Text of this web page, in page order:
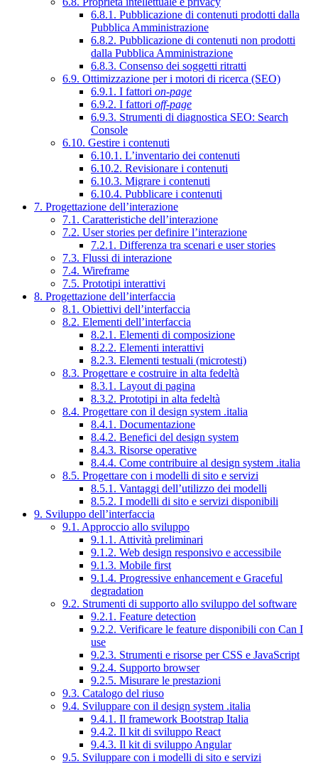
6.8.1. Pubblicazione di contenuti prodotti dalla
Pubblica Amministrazione
6.8.2. Pubblicazione di contenuti non prodotti
dalla Pubblica Amministrazione
6.8.3. Consenso dei soggetti ritratti
6.9. Ottimizzazione per i motori di ricerca (SEO)
6.9.1. I fattori on-page
6.9.2. I fattori off-page
6.9.3. Strumenti di diagnostica SEO: Search
Console
6.10. Gestire i contenuti
6.10.1. L’inventario dei contenuti
6.10.2. Revisionare i contenuti
6.10.3. Migrare i contenuti
6.10.4. Pubblicare i contenuti
7. Progettazione dell’interazione
7.1. Caratteristiche dell’interazione
7.2. User stories per definire l’interazione
7.2.1. Differenza tra scenari e user stories
7.3. Flussi di interazione
7.4. Wireframe
7.5. Prototipi interattivi
8. Progettazione dell’interfaccia
8.1. Obiettivi dell’interfaccia
8.2. Elementi dell’interfaccia
8.2.1. Elementi di composizione
8.2.2. Elementi interattivi
8.2.3. Elementi testuali (microtesti)
8.3. Progettare e costruire in alta fedeltà
8.3.1. Layout di pagina
8.3.2. Prototipi in alta fedeltà
8.4. Progettare con il design system .italia
8.4.1. Documentazione
8.4.2. Benefici del design system
8.4.3. Risorse operative
8.4.4. Come contribuire al design system .italia
8.5. Progettare con i modelli di sito e servizi
8.5.1. Vantaggi dell’utilizzo dei modelli
8.5.2. I modelli di sito e servizi disponibili
9. Sviluppo dell’interfaccia
9.1. Approccio allo sviluppo
9.1.1. Attività preliminari
9.1.2. Web design responsivo e accessibile
9.1.3. Mobile first
9.1.4. Progressive enhancement e Graceful
degradation
9.2. Strumenti di supporto allo sviluppo del software
9.2.1. Feature detection
9.2.2. Verificare le feature disponibili con Can I
use
9.2.3. Strumenti e risorse per CSS e JavaScript
9.2.4. Supporto browser
9.2.5. Misurare le prestazioni
9.3. Catalogo del riuso
9.4. Sviluppare con il design system .italia
9.4.1. Il framework Bootstrap Italia
9.4.2. Il kit di sviluppo React
9.4.3. Il kit di sviluppo Angular
9.5. Sviluppare con i modelli di sito e servizi